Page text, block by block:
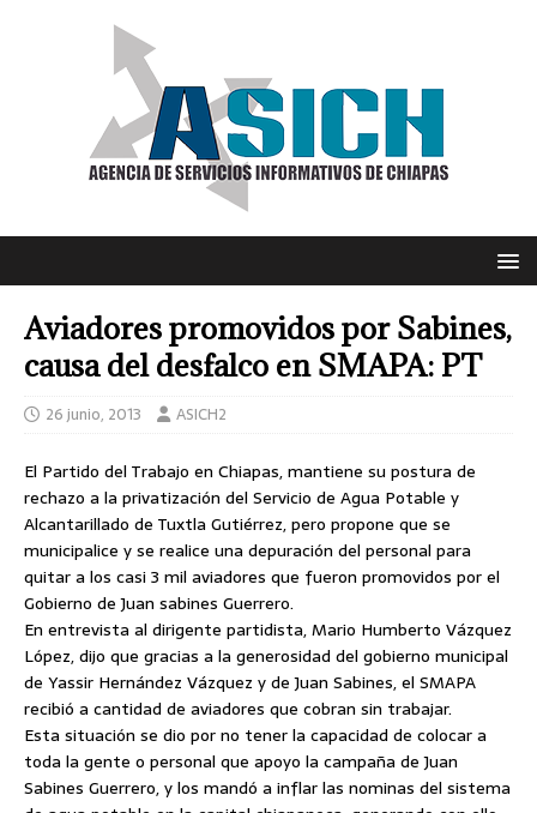
Aviadores promovidos por Sabines,
causa del desfalco en SMAPA: PT
26 junio, 2013 ASICH2
El Partido del Trabajo en Chiapas, mantiene su postura de
rechazo a la privatización del Servicio de Agua Potable y
Alcantarillado de Tuxtla Gutiérrez, pero propone que se
municipalice y se realice una depuración del personal para
quitar a los casi 3 mil aviadores que fueron promovidos por el
Gobierno de Juan sabines Guerrero.
En entrevista al dirigente partidista, Mario Humberto Vázquez
López,dijo que gracias a la generosidad del gobierno municipal
de Yassir Hernández Vázquez y de Juan Sabines, el SMAPA
recibió a cantidad de aviadores que cobran sin trabajar.
Esta situación se dio por no tener la capacidad de colocar a
toda la gente o personal que apoyo la campaña de Juan
Sabines Guerrero, y los mandó a inflar las nominas del sistema